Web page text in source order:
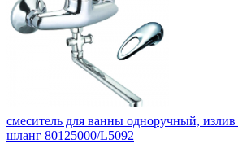
смеситель для ванны одноручный,
шланг 80125000/L5092